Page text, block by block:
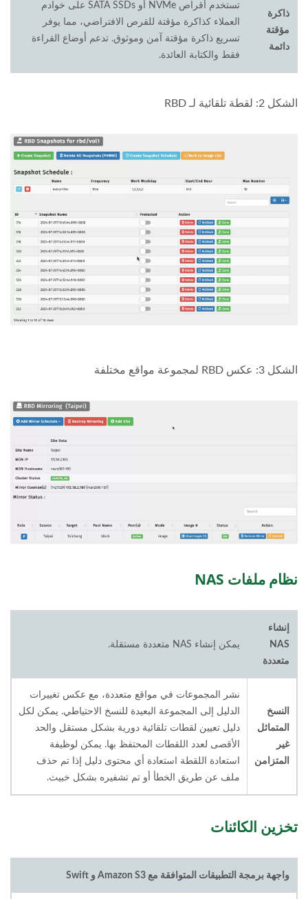
ذاكرة
مؤقتة
دائمة
تستخدم أقراص NVMe أو SATA SSDs على خوادم
العملاء كذاكرة مؤقتة للقرص الافتراضي، مما يوفر
تسريع ذاكرة مؤقتة آمن وموثوق. تدعم أوضاع القراءة
فقط والكتابة العائدة.
الشكل 2: لقطة تلقائية لـ RBD
الشكل 3: عكس RBD لمجموعة مواقع مختلفة
نظام ملفات NAS
إنشاء
NAS
متعددة
يمكن إنشاء NAS متعددة مستقلة.
النسخ
المتماثل
غير
المتزامن
نشر المجموعات في مواقع متعددة، مع عكس تغييرات
الدليل إلى المجموعة البعيدة للنسخ الاحتياطي. يمكن لكل
دليل تعيين لقطات تلقائية دورية بشكل مستقل والحد
الأقصى لعدد اللقطات المحتفظ بها. يمكن لوظيفة
استعادة اللقطة استعادة أي محتوى دليل إذا تم حذف
ملف عن طريق الخطأ أو تم تشفيره بشكل خبيث.
تخزين الكائنات
واجهة برمجة التطبيقات المتوافقة مع Amazon S3 و Swift